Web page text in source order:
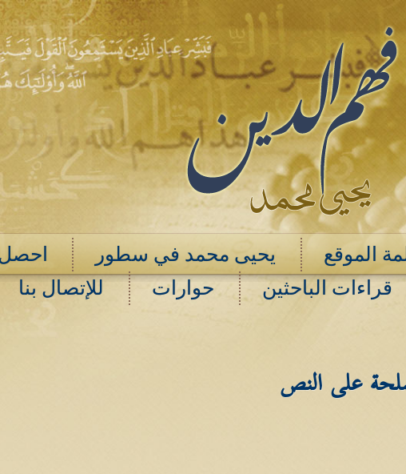
الموقع يحيى محمد في سطور
قراءات الباحثين حوارات للإتصال بنا
على النص